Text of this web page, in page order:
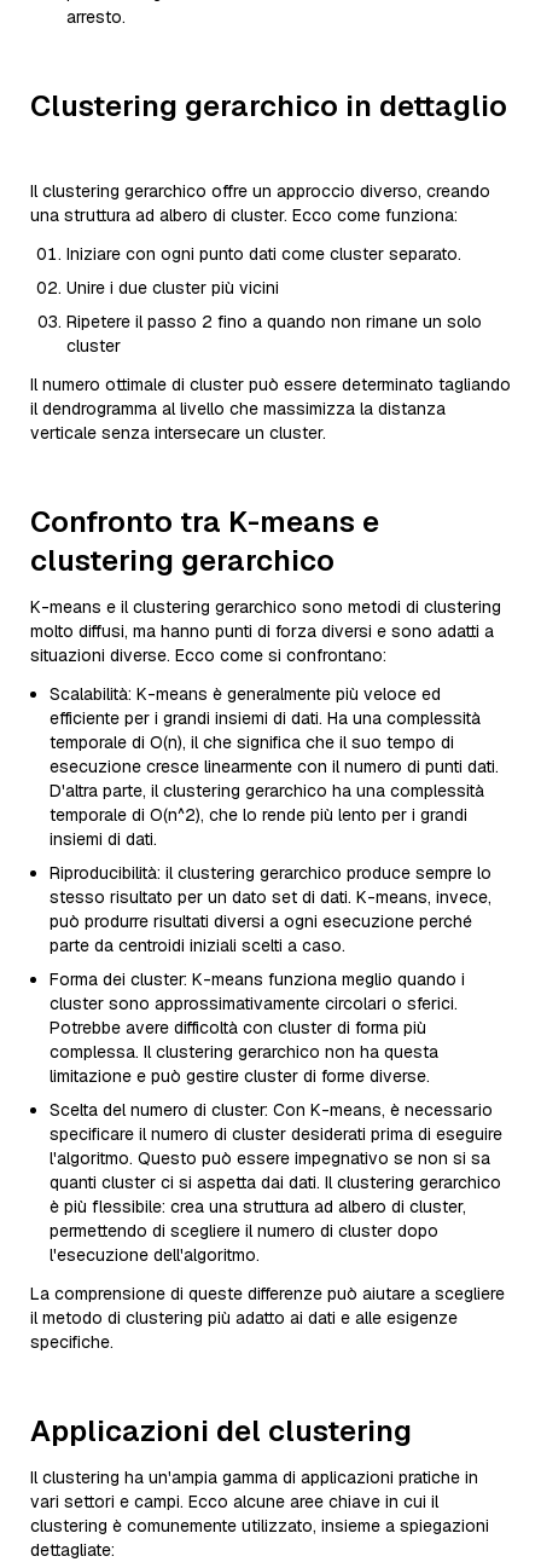
arresto.
Clustering gerarchico in dettaglio
Il clustering gerarchico offre un approccio diverso, creando
una struttura ad albero di cluster. Ecco come funziona:
Iniziare con ogni punto dati come cluster separato.
Unire i due cluster più vicini
Ripetere il passo 2 fino a quando non rimane un solo
cluster
Il numero ottimale di cluster può essere determinato tagliando
il dendrogramma al livello che massimizza la distanza
verticale senza intersecare un cluster.
Confronto tra K-means e
clustering gerarchico
K-means e il clustering gerarchico sono metodi di clustering
molto diffusi, ma hanno punti di forza diversi e sono adatti a
situazioni diverse. Ecco come si confrontano:
Scalabilità: K-means è generalmente più veloce ed
efficiente per i grandi insiemi di dati. Ha una complessità
temporale di O(n), il che significa che il suo tempo di
esecuzione cresce linearmente con il numero di punti dati.
D'altra parte, il clustering gerarchico ha una complessità
temporale di O(n^2), che lo rende più lento per i grandi
insiemi di dati.
Riproducibilità: il clustering gerarchico produce sempre lo
stesso risultato per un dato set di dati. K-means, invece,
può produrre risultati diversi a ogni esecuzione perché
parte da centroidi iniziali scelti a caso.
Forma dei cluster: K-means funziona meglio quando i
cluster sono approssimativamente circolari o sferici.
Potrebbe avere difficoltà con cluster di forma più
complessa. Il clustering gerarchico non ha questa
limitazione e può gestire cluster di forme diverse.
Scelta del numero di cluster: Con K-means, è necessario
specificare il numero di cluster desiderati prima di eseguire
l'algoritmo. Questo può essere impegnativo se non si sa
quanti cluster ci si aspetta dai dati. Il clustering gerarchico
è più flessibile: crea una struttura ad albero di cluster,
permettendo di scegliere il numero di cluster dopo
l'esecuzione dell'algoritmo.
La comprensione di queste differenze può aiutare a scegliere
il metodo di clustering più adatto ai dati e alle esigenze
specifiche.
Applicazioni del clustering
Il clustering ha un'ampia gamma di applicazioni pratiche in
vari settori e campi. Ecco alcune aree chiave in cui il
clustering è comunemente utilizzato, insieme a spiegazioni
dettagliate: